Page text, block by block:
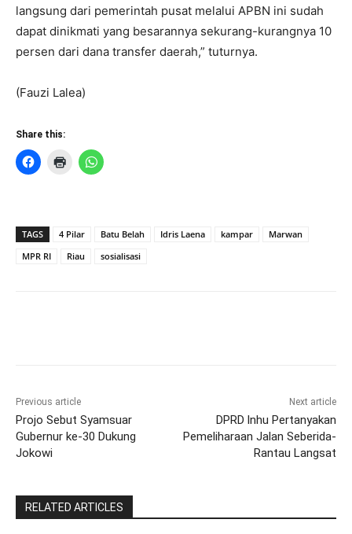
langsung dari pemerintah pusat melalui APBN ini sudah
dapat dinikmati yang besarannya sekurang-kurangnya 10
persen dari dana transfer daerah,” tuturnya.
(Fauzi Lalea)
Share this:
TAGS 4 Pilar Batu Belah Idris Laena kampar
Marwan
MPR RI
Riau sosialisasi
Previous article
Projo Sebut Syamsuar
Gubernur ke-30 Dukung
Jokowi
Next article
DPRD lnhu Pertanyakan
Pemeliharaan Jalan Seberida-
Rantau Langsat
RELATED ARTICLES